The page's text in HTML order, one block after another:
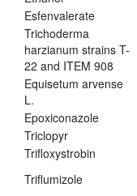
Esfenvalerate
Trichoderma
harzianum strains T-
22 and ITEM 908
Equisetum arvense
L.
Epoxiconazole
Triclopyr
Trifloxystrobin
Triflumizole